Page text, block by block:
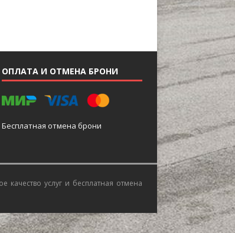
ОПЛАТА И ОТМЕНА БРОНИ
Бесплатная отмена брони
качество услуг и бесплатная отмена